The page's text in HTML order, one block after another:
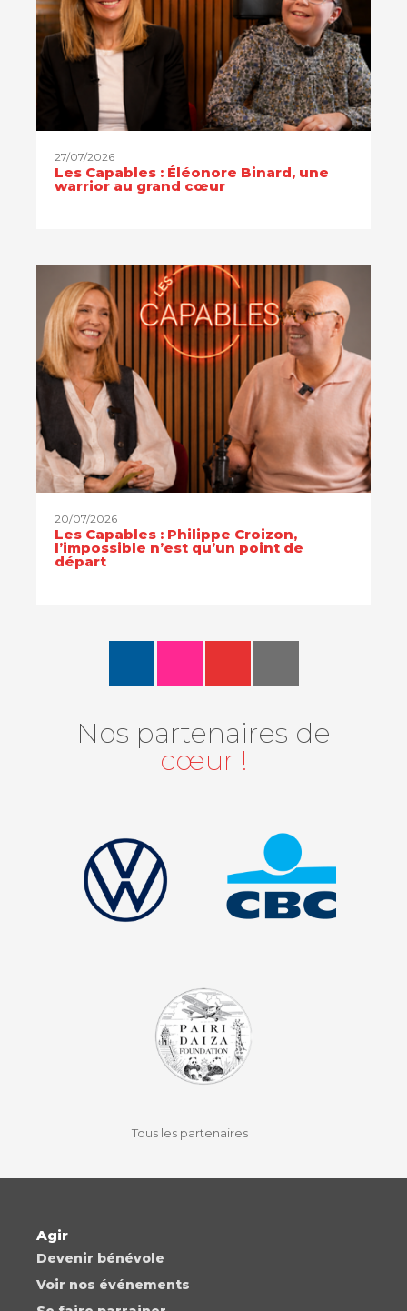
27/07/2026
Les Capables : Éléonore Binard, une
warrior au grand cœur
20/07/2026
Les Capables : Philippe Croizon,
l’impossible n’est qu’un point de
départ
Nos partenaires de
cœur !
Tous les partenaires
Agir
Devenir bénévole
Voir nos événements